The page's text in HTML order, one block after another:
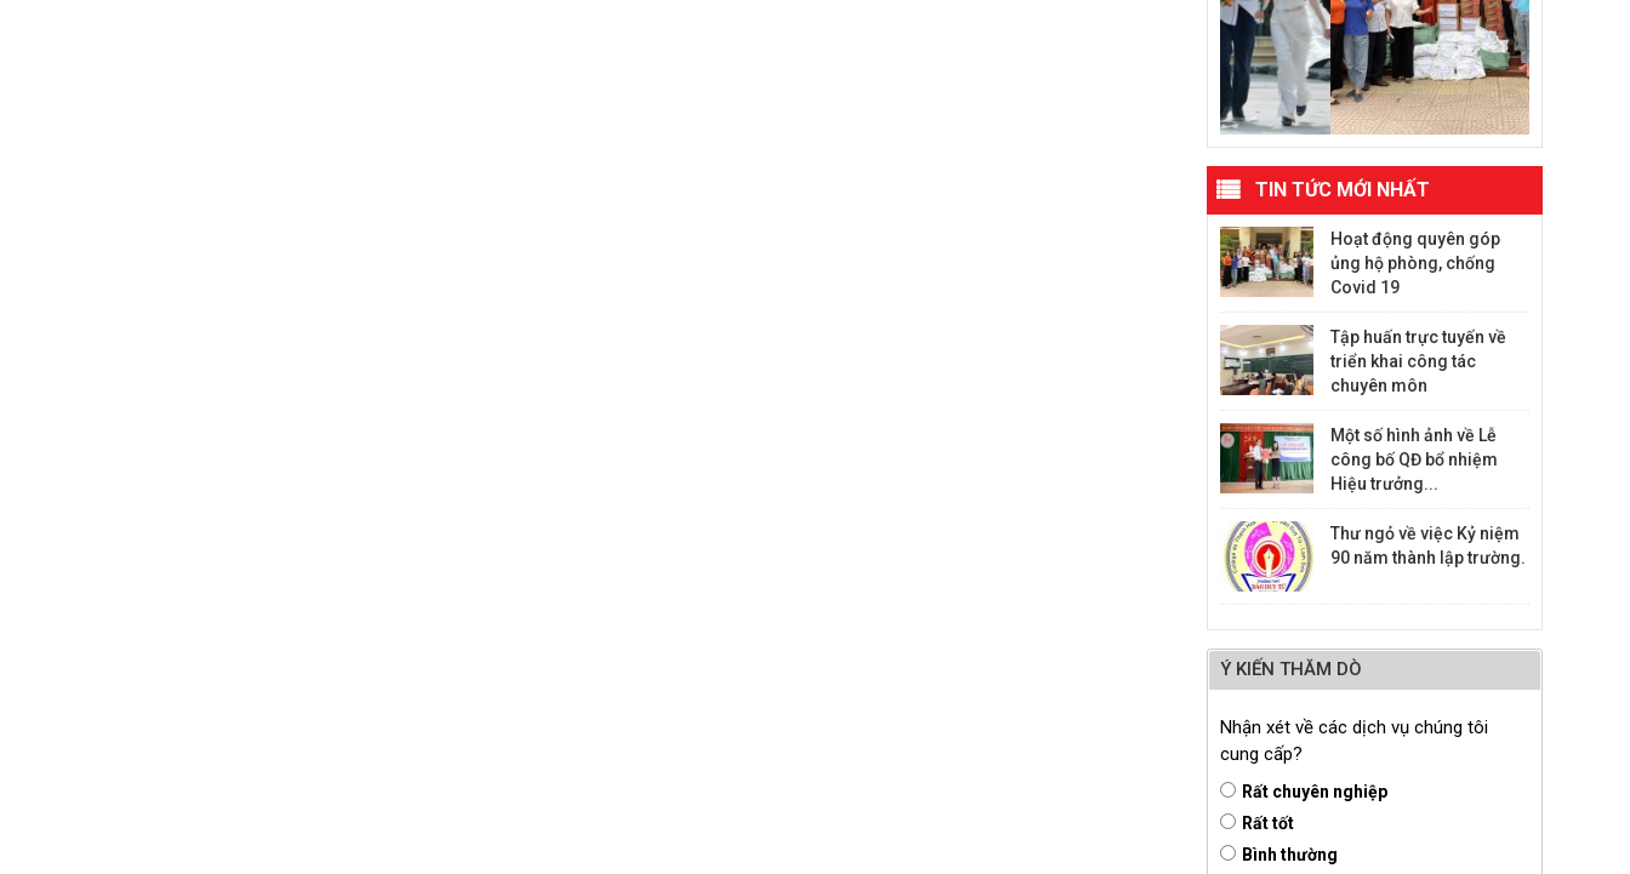
TIN TỨC MỚI NHẤT
Hoạt động quyên góp
ủng hộ phòng, chống
Covid 19
Tập huấn trực tuyến về
triển khai công tác
chuyên môn
Một số hình ảnh về Lễ
công bố QĐ bổ nhiệm
Hiệu trưởng...
Thư ngỏ về việc Kỷ niệm
90 năm thành lập trường.
Ý KIẾN THĂM DÒ
Nhận xét về các dịch vụ chúng tôi
cung cấp?
Rất chuyên nghiệp
Rất tốt
Bình thường